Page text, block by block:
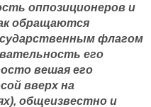
оппозиционеров и
обращаются
флагом
его
вешая его
вверх на
общеизвестно и